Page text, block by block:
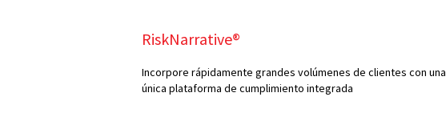
RiskNarrative®
Incorpore rápidamente grandes volúmenes de clientes con una
única plataforma de cumplimiento integrada